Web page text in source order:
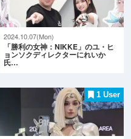
2024.10.07(Mon)
「勝利の女神：NIKKE」のユ・ヒ
ョンソクディレクターにれいか
氏…
1 User